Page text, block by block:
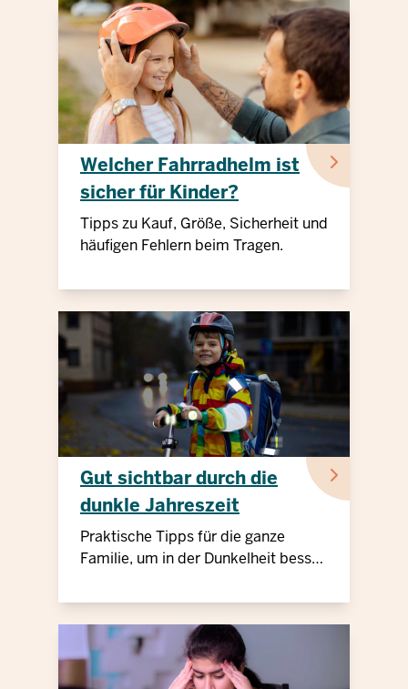
Welcher Fahrradhelm ist
sicher für Kinder?
Tipps zu Kauf, Größe, Sicherheit und
häufigen Fehlern beim Tragen.
Gut sichtbar durch die
dunkle Jahreszeit
Praktische Tipps für die ganze
Familie, um in der Dunkelheit besser